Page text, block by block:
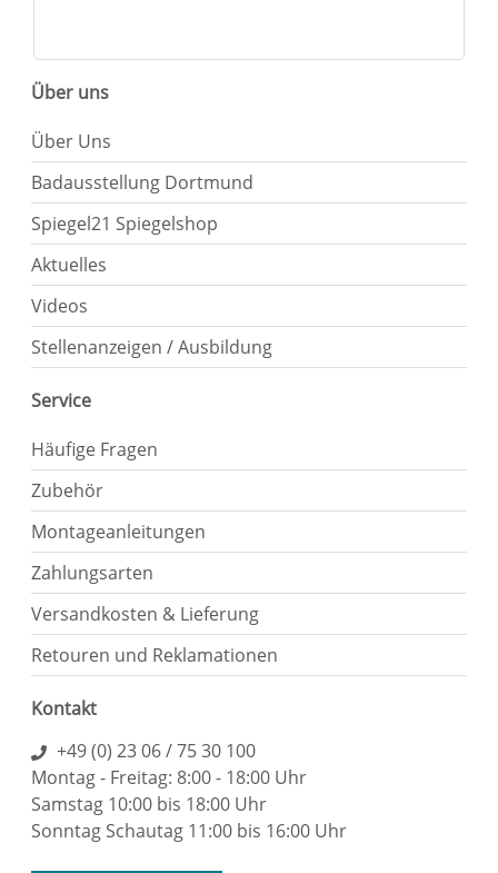
Über uns
Über Uns
Badausstellung Dortmund
Spiegel21 Spiegelshop
Aktuelles
Videos
Stellenanzeigen / Ausbildung
Service
Häufige Fragen
Zubehör
Montageanleitungen
Zahlungsarten
Versandkosten & Lieferung
Retouren und Reklamationen
Kontakt
+49 (0) 23 06 / 75 30 100
Montag - Freitag: 8:00 - 18:00 Uhr
Samstag 10:00 bis 18:00 Uhr
Sonntag Schautag 11:00 bis 16:00 Uhr